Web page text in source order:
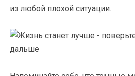
из любой плохой ситуации.